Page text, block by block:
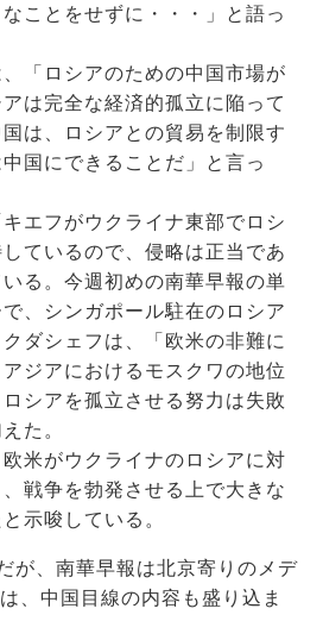
ことをせずに・・・」と語っ
「ロシアのための中国市場が
は完全な経済的孤立に陥って
は、ロシアとの貿易を制限す
国にできることだ」と言っ
エフがウクライナ東部でロシ
ているので、侵略は正当であ
る。今週初めの南華早報の単
、シンガポール駐在のロシア
ダシェフは、「欧米の非難に
ジアにおけるモスクワの地位
シアを孤立させる努力は失敗
た。
米がウクライナのロシアに対
戦争を勃発させる上で大きな
示唆している。
が、南華早報は北京寄りのメデ
、中国目線の内容も盛り込ま